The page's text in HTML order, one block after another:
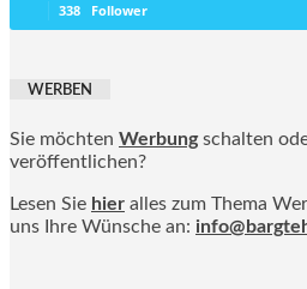
338 Follower
WERBEN
Sie möchten Werbung schalten
veröffentlichen?
Lesen Sie hier alles zum Thema
uns Ihre Wünsche an: